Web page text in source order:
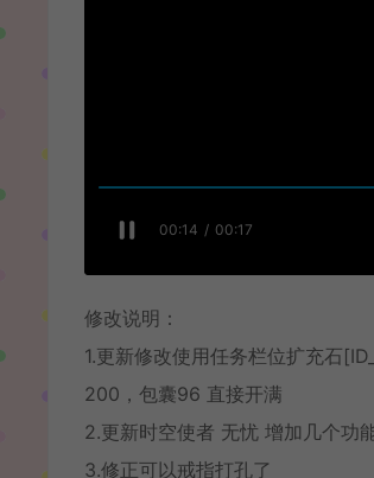
修改说明：
1.更新修改使用任务栏位扩充石
200，包囊96 直接开满
2.更新时空使者 无忧 增加几个功
3.修正可以戒指打孔了